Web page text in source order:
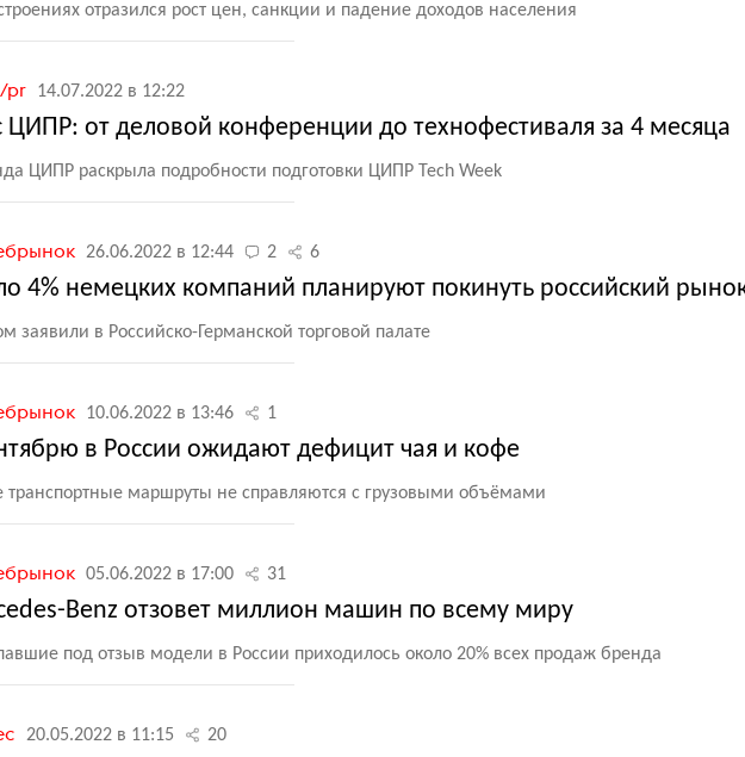
отразился рост цен, санкции и падение доходов населения
pr 14.07.2022 в 12:22
ЦИПР: от деловой конференции до технофестиваля за 4 месяца
ЦИПР раскрыла подробности подготовки ЦИПР Tech Week
26.06.2022 в 12:44 2 6
4% немецких компаний планируют покинуть российский
заявили в Российско-Германской торговой палате
10.06.2022 в 13:46 1
в России ожидают дефицит чая и кофе
транспортные маршруты не справляются с грузовыми объёмами
05.06.2022 в 17:00 31
Benz отзовет миллион машин по всему миру
под отзыв модели в России приходилось около 20% всех продаж бренда
20.05.2022 в 11:15 20